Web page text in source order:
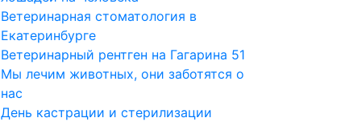
Ветеринарная стоматология в
Екатеринбурге
Ветеринарный рентген на Гагарина 51
Мы лечим животных, они заботятся о
нас
День кастрации и стерилизации